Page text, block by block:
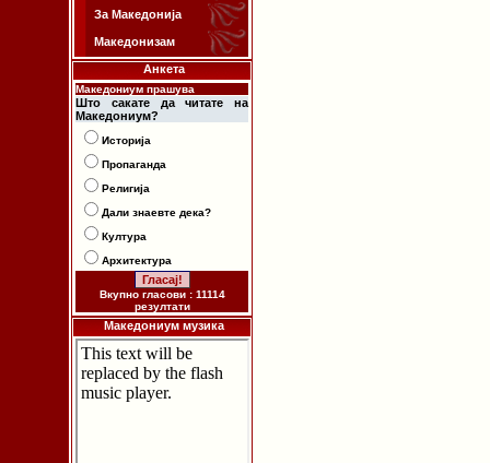
За Македонија
Македонизам
Анкета
Македониум прашува
Што сакате да читате на
Македониум?
Историја
Пропаганда
Религија
Дали знаевте дека?
Култура
Архитектура
Вкупно гласови : 11114
резултати
Македониум музика